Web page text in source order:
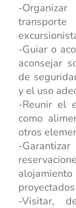
-
-Guiar o
aconsejar
de
y el uso
-Reunir el
como
otros
-
-Visitar,